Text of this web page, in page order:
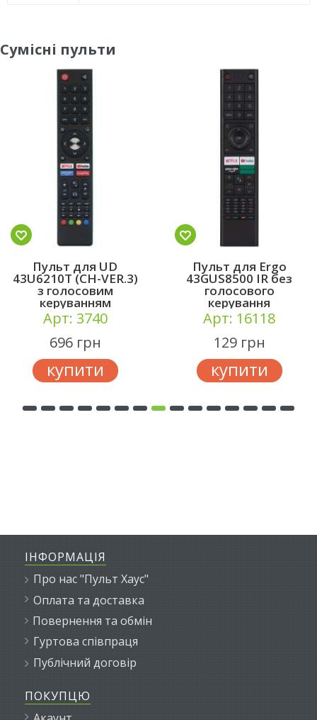
Сумісні пульти
Пульт для UD
43U6210Т (CH-VER.3)
з голосовим
керуванням
Арт: 3740
696 грн
купити
Пульт для Ergo
43GUS8500 IR без
голосового
керування
Арт: 16118
129 грн
купити
ІНФОРМАЦІЯ
Про нас "Пульт Хаус"
Оплата та доставка
Повернення та обмін
Гуртова співпраця
Публічний договір
ПОКУПЦЮ